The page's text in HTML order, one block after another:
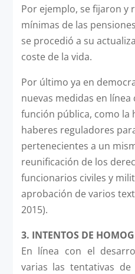
Por ejemplo, se fijaron y
mínimas de las
se procedió a su
coste de la vida.
Por último ya en
nuevas medidas en
función pública, como la
haberes reguladores
pertenecientes a un
reunificación de los
funcionarios civiles y
aprobación de varios
2015).
3. INTENTOS DE
En línea con el
varias las tentativas